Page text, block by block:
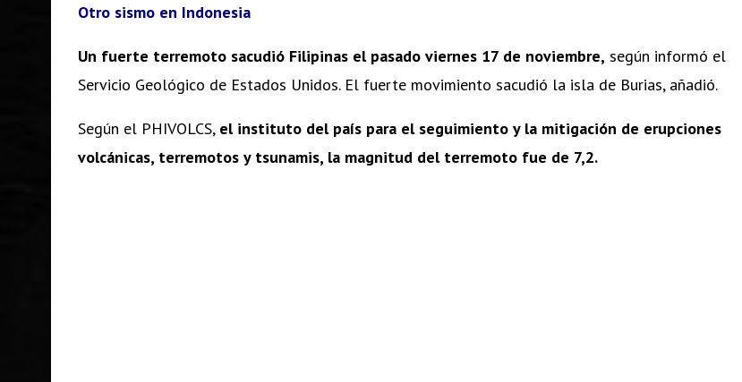
Otro sismo en Indonesia
Un fuerte terremoto sacudió Filipinas el pasado viernes 17 de noviembre, según informó el
Servicio Geológico de Estados Unidos. El fuerte movimiento sacudió la isla de Burias, añadió.
Según el PHIVOLCS, el instituto del país para el seguimiento y la mitigación de erupciones
volcánicas, terremotos y tsunamis, la magnitud del terremoto fue de 7,2.